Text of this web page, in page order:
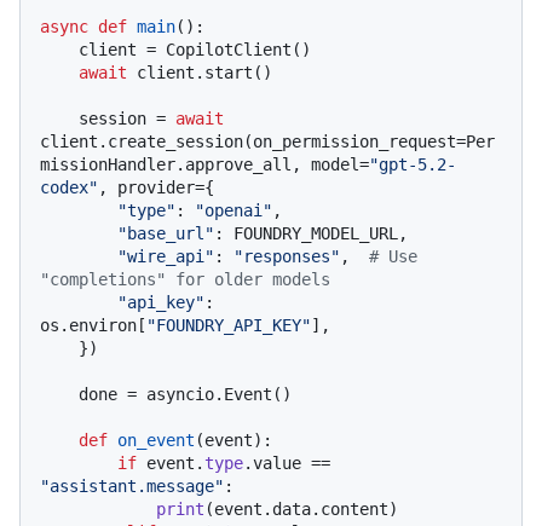
async def main():
await client.start()
    session =
await
client.create_session(on_permission_request=Per
missionHandler.approve_all, model="gpt-5.2-
codex" , provider={
"type" : "openai" ,
"base_url" : FOUNDRY_MODEL_URL,
"wire_api" : "responses" , # Use
"completions" for older models
"api_key" :
os.environ[ "FOUNDRY_API_KEY"],
def on_event (event):
if event. type
"assistant.message" :
print (event.data.content)